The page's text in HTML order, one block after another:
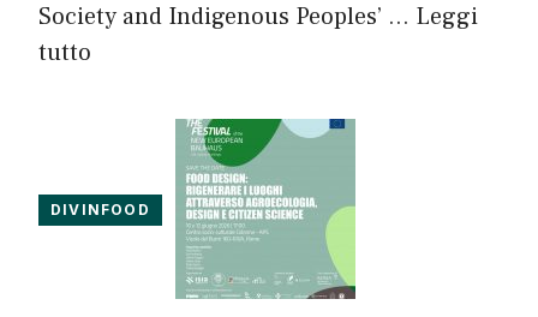
Society and Indigenous Peoples’ … Leggi
tutto
DIVINFOOD